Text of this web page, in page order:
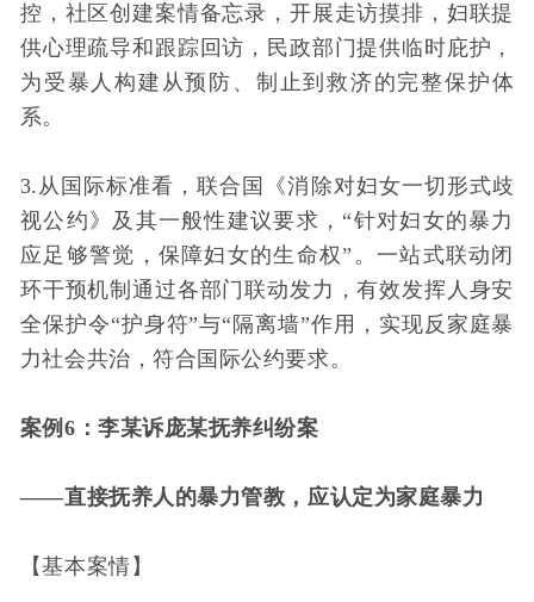
控，社区创建案情备忘录，开展走访摸排，妇联提
供心理疏导和跟踪回访，民政部门提供临时庇护，
为受暴人构建从预防、制止到救济的完整保护体
系。
3.从国际标准看，联合国《消除对妇女一切形式歧
视公约》及其一般性建议要求，“针对妇女的暴力
应足够警觉，保障妇女的生命权”。一站式联动闭
环干预机制通过各部门联动发力，有效发挥人身安
全保护令“护身符”与“隔离墙”作用，实现反家庭暴
力社会共治，符合国际公约要求。
案例6：李某诉庞某抚养纠纷案
——直接抚养人的暴力管教，应认定为家庭暴力
【基本案情】